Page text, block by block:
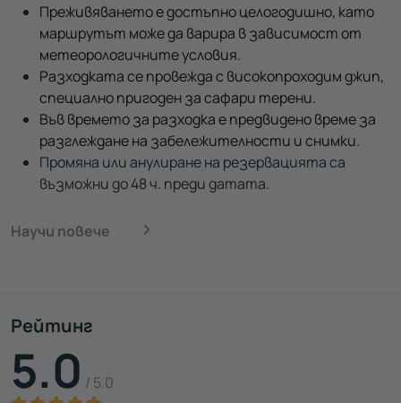
Преживяването е достъпно целогодишно, като
маршрутът може да варира в зависимост от
метеорологичните условия.
Разходката се провежда с високопроходим джип,
специално пригоден за сафари терени.
Във времето за разходка е предвидено време за
разглеждане на забележителности и снимки.
Промяна или анулиране на резервацията са
възможни до 48 ч. преди датата.
Научи повече
Рейтинг
5.0 / 5.0